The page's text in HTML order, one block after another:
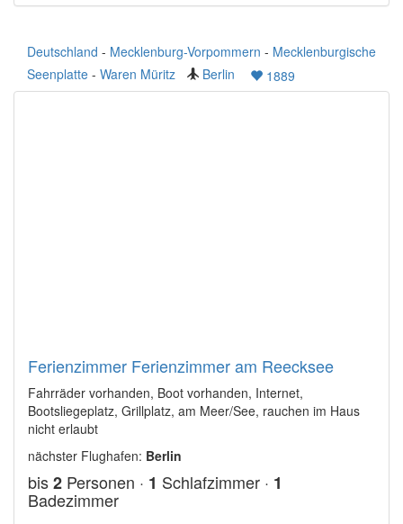
Deutschland - Mecklenburg-Vorpommern - Mecklenburgische
Seenplatte - Waren Müritz Berlin 1889
Ferienzimmer Ferienzimmer am Reecksee
Fahrräder vorhanden, Boot vorhanden, Internet,
Bootsliegeplatz, Grillplatz, am Meer/See, rauchen im Haus
nicht erlaubt
nächster Flughafen: Berlin
bis2 Personen · 1 Schlafzimmer · 1
Badezimmer